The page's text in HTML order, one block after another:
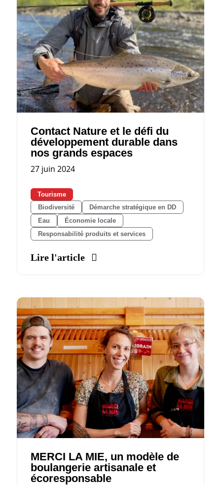
Contact Nature et le défi du
développement durable dans
nos grands espaces
27 juin 2024
Tourisme
Biodiversité
Démarche stratégique en DD
Eau
Économie locale
Responsabilité produits et services
Lire l'article
MERCI LA MIE, un modèle de
boulangerie artisanale et
écoresponsable